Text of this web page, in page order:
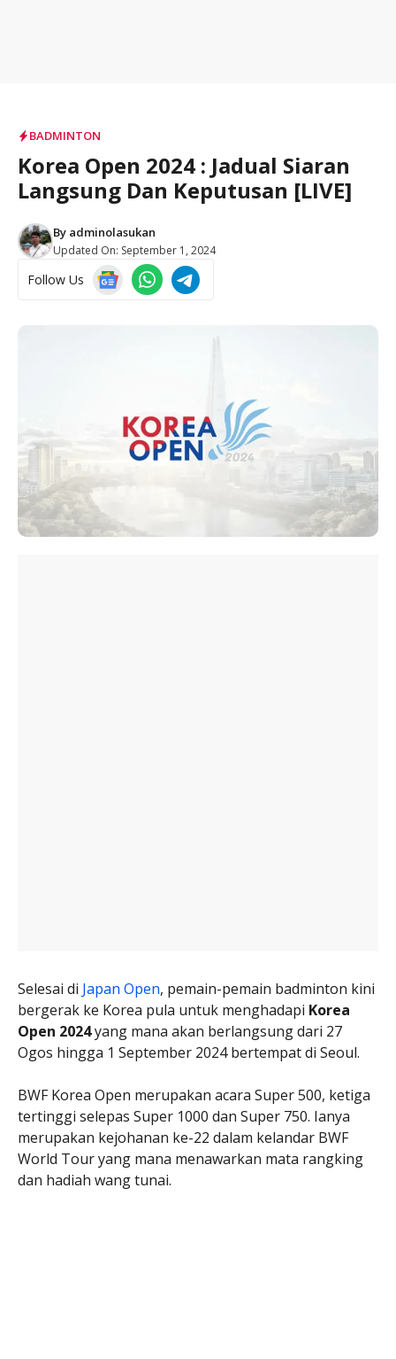
BADMINTON
Korea Open 2024 : Jadual Siaran
Langsung Dan Keputusan [LIVE]
By adminolasukan
Updated On: September 1, 2024
Follow Us
Selesai di Japan Open, pemain-pemain badminton kini
bergerak ke Korea pula untuk menghadapi Korea
Open 2024yang mana akan berlangsung dari 27
Ogos hingga 1 September 2024 bertempat di Seoul.
BWF Korea Open merupakan acara Super 500, ketiga
tertinggi selepas Super 1000 dan Super 750. Ianya
merupakan kejohanan ke-22 dalam kelandar BWF
World Tour yang mana menawarkan mata rangking
dan hadiah wang tunai.